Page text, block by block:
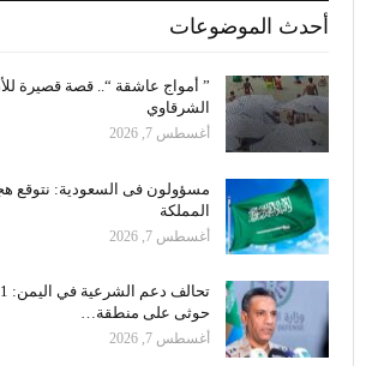
أحدث الموضوعات
” أمواج عاشقة “.. قصة قصيرة
الشرقاوي
أغسطس 7, 2026
مسؤولون فى السعودية: نتوقع
المملكة
أغسطس 7, 2026
حوثى على منطقة…
أغسطس 7, 2026